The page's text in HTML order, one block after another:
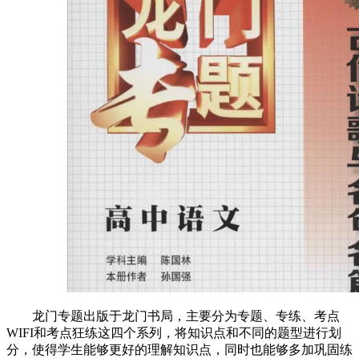
龙门专题出版于龙门书局，主要分为专题、专练、考点
WIFI和考点狂练这四个系列，将知识点和不同的题型进行划
分，使得学生能够更好的理解知识点，同时也能够多加巩固练